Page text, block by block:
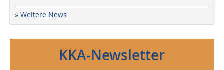
» Weitere News
KKA-Newsletter